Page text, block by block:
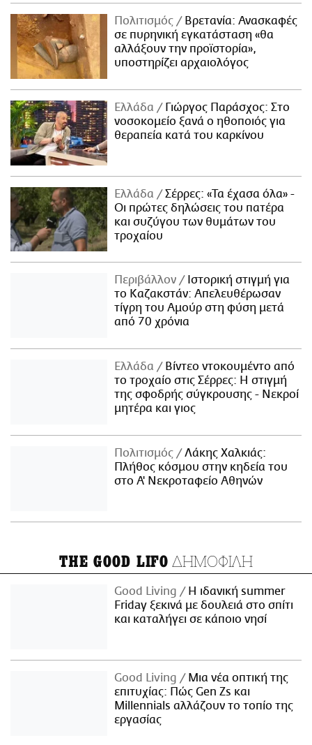
Πολιτισμός
Βρετανία: Ανασκαφές
σε πυρηνική εγκατάσταση «θα
αλλάξουν την προϊστορία»,
υποστηρίζει αρχαιολόγος
Ελλάδα
Γιώργος Παράσχος: Στο
νοσοκομείο ξανά ο ηθοποιός για
θεραπεία κατά του καρκίνου
Ελλάδα
Σέρρες: «Τα έχασα όλα» -
Οι πρώτες δηλώσεις του πατέρα
και συζύγου των θυμάτων του
τροχαίου
Περιβάλλον
Ιστορική στιγμή για
το Καζακστάν: Απελευθέρωσαν
τίγρη του Αμούρ στη φύση μετά
από 70 χρόνια
Ελλάδα
Βίντεο ντοκουμέντο από
το τροχαίο στις Σέρρες: Η στιγμή
της σφοδρής σύγκρουσης - Νεκροί
μητέρα και γιος
Πολιτισμός
Λάκης Χαλκιάς:
Πλήθος κόσμου στην κηδεία του
στο Α' Νεκροταφείο Αθηνών
THE GOOD LIFO ΔΗΜΟΦΙΛΗ
Good Living
Η ιδανική summer
Friday ξεκινά με δουλειά στο σπίτι
και καταλήγει σε κάποιο νησί
Good Living
Μια νέα οπτική της
επιτυχίας: Πώς Gen Zs και
Millennials αλλάζουν το τοπίο της
εργασίας